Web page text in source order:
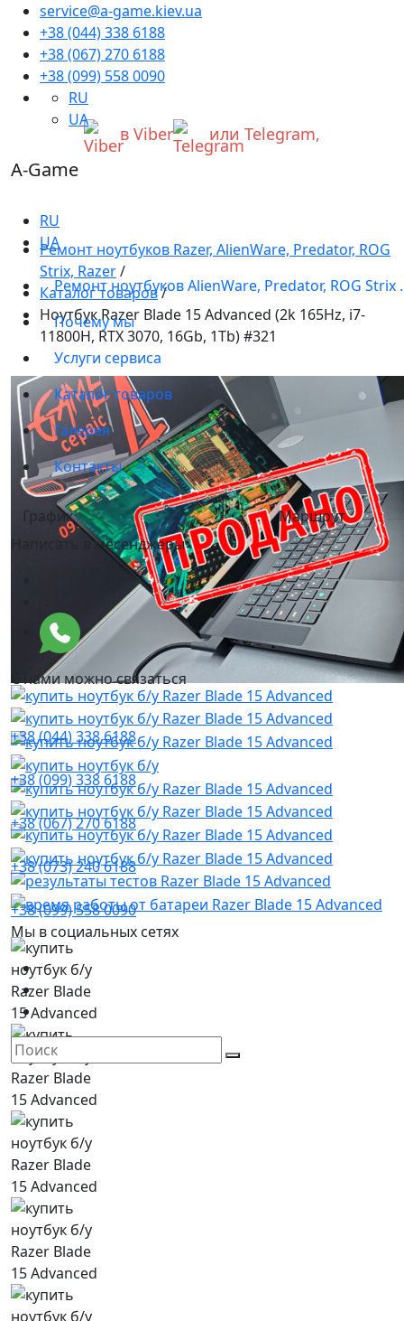
Уважаемые украинцы!
В работе нашего сервисного центра произошли
ВАЖНЫЕ ИЗМЕНЕНИЯ.
Если вы хотите обратиться к нам, пожалуйста,
в Viber или Telegram,
Запросы обрабатываются сразу, как только
service@a-game.kiev.ua
+38 (044) 338 6188
+38 (067) 270 6188
+38 (099) 558 0090
RU
UA
A-Game
RU
UA
Ремонт ноутбуков AlienWare, Predator, ROG Strix
Почему мы
Услуги сервиса
Каталог товаров
Галерея
Контакты
График
Маршрут
Написать в месенджеры
С нами можно связаться
+38 (044) 338 6188
+38 (099) 338 6188
+38 (067) 270 6188
+38 (073) 240 6188
+38 (099) 558 0090
Мы в социальных сетях
Ремонт ноутбуков Razer, AlienWare, Predator, ROG
Strix, Razer/
Каталог товаров/
Ноутбук Razer Blade 15 Advanced (2k 165Hz, i7-
11800H, RTX 3070, 16Gb, 1Tb) #321